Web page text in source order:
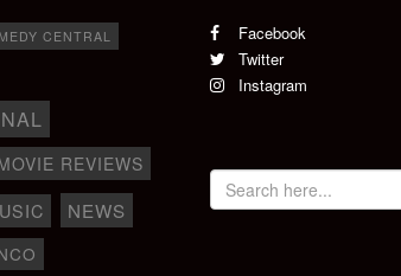
CENTRAL
REVIEWS
NEWS
Facebook
Twitter
Instagram